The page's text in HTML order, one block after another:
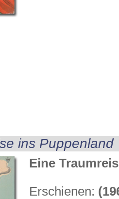
ins Puppenland
Eine
Erschienen: